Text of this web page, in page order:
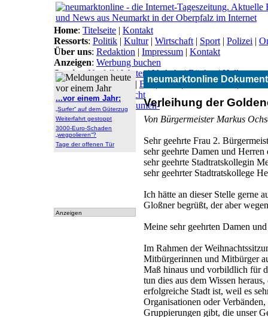
neumarktonline
Verleihung der
Von Bürgermeister Markus
Sehr geehrte Frau 2.
sehr geehrte Damen und Herren
sehr geehrte Stadtratskollegin
sehr geehrter Stadtratskollege
Ich hätte an dieser Stelle gerne
Gloßner begrüßt, der aber
Meine sehr geehrten Damen
Im Rahmen der
Mitbürgerinnen und Mitbürger
Maß hinaus und vorbildlich für
tun dies aus dem Wissen
erfolgreiche Stadt ist, weil es
Organisationen oder
Gruppierungen gibt, die unser
...vor einem Jahr:
„Surfer“ auf dem Güterzug
Weiterfahrt gestoppt
3000-Euro-Schaden
„wegpolieren“?
Tage der offenen Tür
Anzeigen
Home: Titelseite | Kontakt
Ressorts: Politik | Kultur| Wirtschaft | Sport | Polizei |
Über uns: Redaktion | Impressum | Kontakt
Anzeigen: Werbung buchen
Service: Notfall | Wetter|Verkehr|Bücher|Hallo
Themen:Arbeitsamt | BN|CSU|Freie Wähler|
Lokal-Links:Übersicht
Archiv:Archiv|Dokumen-
tationen